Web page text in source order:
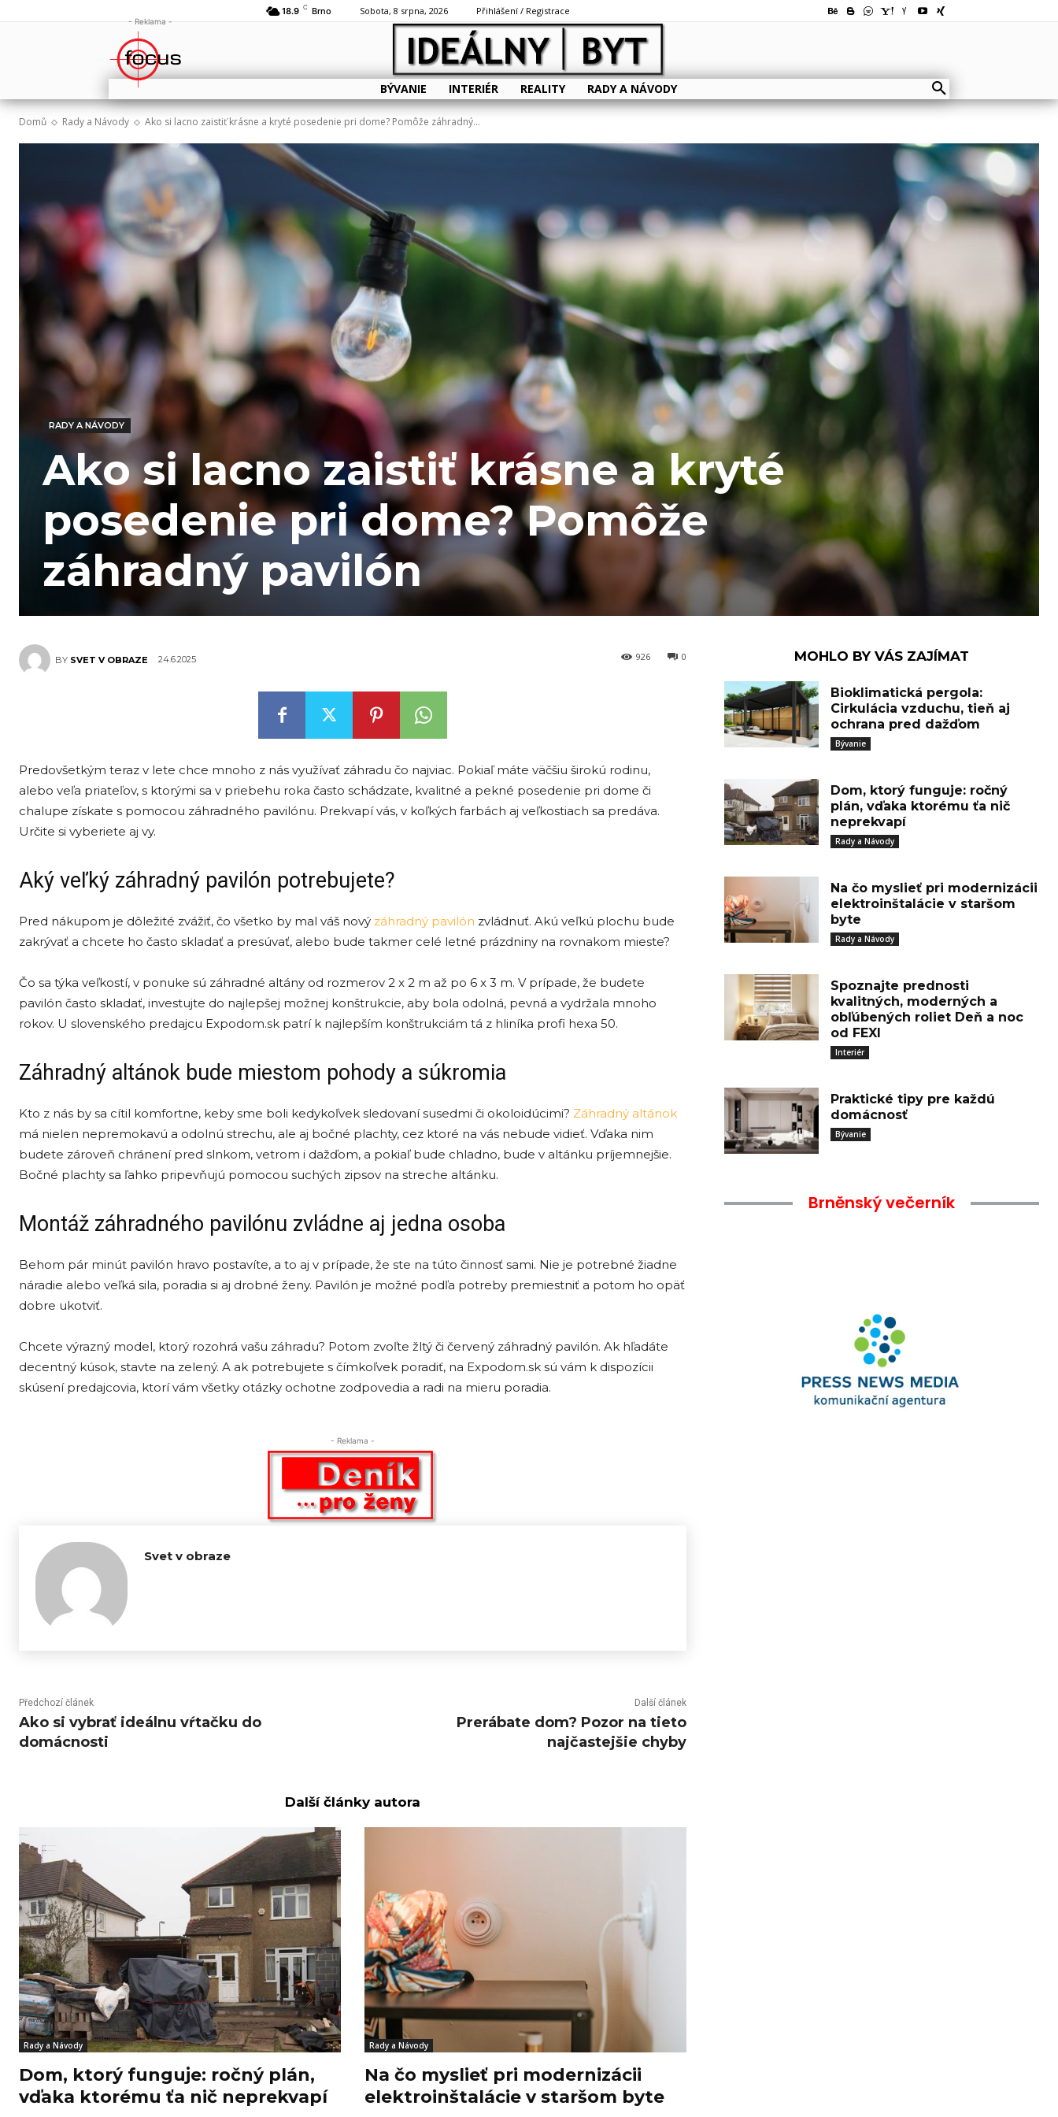
18.9 C Brno Sobota, 8 srpna, 2026 Přihlášení / Registrace
- Reklama -
BÝVANIE INTERIÉR REALITY RADY A NÁVODY
Domů Rady a Návody Ako si lacno zaistiť krásne a kryté posedenie pri dome? Pomôže záhradný...
RADY A NÁVODY
Ako si lacno zaistiť krásne a kryté
posedenie pri dome? Pomôže
záhradný pavilón
BY SVET V OBRAZE 24.6.2025 0
926
Predovšetkým teraz v lete chce mnoho z nás využívať záhradu čo najviac. Pokiaľ máte väčšiu širokú rodinu,
alebo veľa priateľov, s ktorými sa v priebehu roka často schádzate, kvalitné a pekné posedenie pri dome či
chalupe získate s pomocou záhradného pavilónu. Prekvapí vás, v koľkých farbách aj veľkostiach sa predáva.
Určite si vyberiete aj vy.
Aký veľký záhradný pavilón potrebujete?
Pred nákupom je dôležité zvážiť, čo všetko by mal váš nový záhradný pavilón zvládnuť. Akú veľkú plochu bude
zakrývať a chcete ho často skladať a presúvať, alebo bude takmer celé letné prázdniny na rovnakom mieste?
Čo sa týka veľkostí, v ponuke sú záhradné altány od rozmerov 2 x 2 m až po 6 x 3 m. V prípade, že budete
pavilón často skladať, investujte do najlepšej možnej konštrukcie, aby bola odolná, pevná a vydržala mnoho
rokov. U slovenského predajcu Expodom.sk patrí k najlepším konštrukciám tá z hliníka profi hexa 50.
Záhradný altánok bude miestom pohody a súkromia
Kto z nás by sa cítil komfortne, keby sme boli kedykoľvek sledovaní susedmi či okoloidúcimi? Záhradný altánok
má nielen nepremokavú a odolnú strechu, ale aj bočné plachty, cez ktoré na vás nebude vidieť. Vďaka nim
budete zároveň chránení pred slnkom, vetrom i dažďom, a pokiaľ bude chladno, bude v altánku príjemnejšie.
Bočné plachty sa ľahko pripevňujú pomocou suchých zipsov na streche altánku.
Montáž záhradného pavilónu zvládne aj jedna osoba
Behom pár minút pavilón hravo postavíte, a to aj v prípade, že ste na túto činnosť sami. Nie je potrebné žiadne
náradie alebo veľká sila, poradia si aj drobné ženy. Pavilón je možné podľa potreby premiestniť a potom ho opäť
dobre ukotviť.
Chcete výrazný model, ktorý rozohrá vašu záhradu? Potom zvoľte žltý či červený záhradný pavilón. Ak hľadáte
decentný kúsok, stavte na zelený. A ak potrebujete s čímkoľvek poradiť, na Expodom.sk sú vám k dispozícii
skúsení predajcovia, ktorí vám všetky otázky ochotne zodpovedia a radi na mieru poradia.
- Reklama -
Svet v obraze
Předchozí článek
Ako si vybrať ideálnu vŕtačku do
domácnosti
Další článek
Prerábate dom? Pozor na tieto
najčastejšie chyby
Další články autora
Rady a Návody
Dom, ktorý funguje: ročný plán,
vďaka ktorému ťa nič neprekvapí
Rady a Návody
Na čo myslieť pri modernizácii
elektroinštalácie v staršom byte
MOHLO BY VÁS ZAJÍMAT
Bioklimatická pergola:
Cirkulácia vzduchu, tieň aj
ochrana pred dažďom
Bývanie
Dom, ktorý funguje: ročný
plán, vďaka ktorému ťa nič
neprekvapí
Rady a Návody
Na čo myslieť pri modernizácii
elektroinštalácie v staršom
byte
Rady a Návody
Spoznajte prednosti
kvalitných, moderných a
obľúbených roliet Deň a noc
od FEXI
Interiér
Praktické tipy pre každú
domácnosť
Bývanie
Brněnský večerník